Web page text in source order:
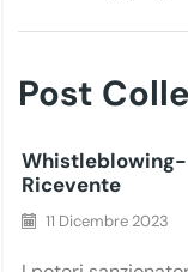
Post
Whistleblowing-
Ricevente
11 Dicembre 2023